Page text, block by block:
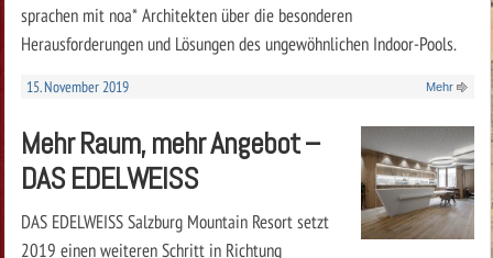
sprachen mit noa* Architekten über die besonderen
Herausforderungen und Lösungen des ungewöhnlichen Indoor-Pools.
15. November 2019 Mehr
Mehr Raum, mehr Angebot –
DAS EDELWEISS
DAS EDELWEISS Salzburg Mountain Resort setzt
2019 einen weiteren Schritt in Richtung